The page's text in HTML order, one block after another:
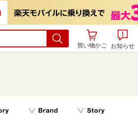
買い物かご
お知らせ